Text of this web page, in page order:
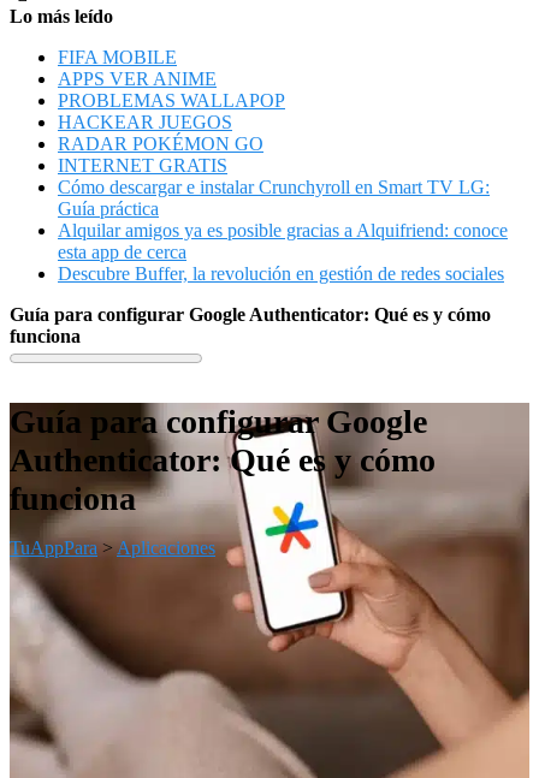
Lo más leído
FIFA MOBILE
APPS VER ANIME
PROBLEMAS WALLAPOP
HACKEAR JUEGOS
RADAR POKÉMON GO
INTERNET GRATIS
Cómo descargar e instalar Crunchyroll en Smart TV LG:
Guía práctica
Alquilar amigos ya es posible gracias a Alquifriend: conoce
esta app de cerca
Descubre Buffer, la revolución en gestión de redes sociales
Guía para configurar Google Authenticator: Qué es y cómo
funciona
Guía para configurar Google
Authenticator: Qué es y cómo
funciona
TuAppPara> Aplicaciones